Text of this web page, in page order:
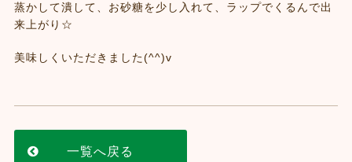
蒸かして潰して、お砂糖を少し入れて、ラップでくるんで出
来上がり☆
美味しくいただきました(^^)v
一覧へ戻る